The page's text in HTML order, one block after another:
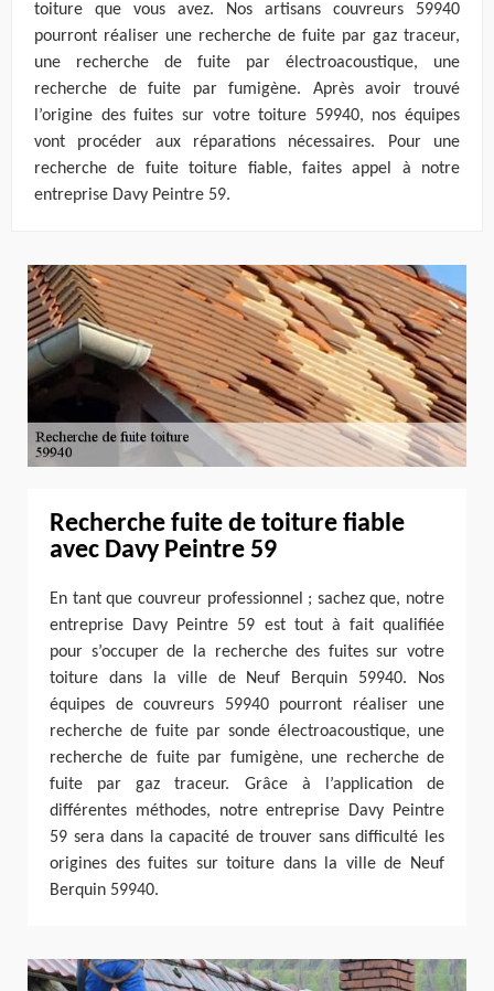
toiture que vous avez. Nos artisans couvreurs 59940
pourront réaliser une recherche de fuite par gaz traceur,
une recherche de fuite par électroacoustique, une
recherche de fuite par fumigène. Après avoir trouvé
l’origine des fuites sur votre toiture 59940, nos équipes
vont procéder aux réparations nécessaires. Pour une
recherche de fuite toiture fiable, faites appel à notre
entreprise Davy Peintre 59.
Recherche fuite de toiture fiable
avec Davy Peintre 59
En tant que couvreur professionnel ; sachez que, notre
entreprise Davy Peintre 59 est tout à fait qualifiée
pour s’occuper de la recherche des fuites sur votre
toiture dans la ville de Neuf Berquin 59940. Nos
équipes de couvreurs 59940 pourront réaliser une
recherche de fuite par sonde électroacoustique, une
recherche de fuite par fumigène, une recherche de
fuite par gaz traceur. Grâce à l’application de
différentes méthodes, notre entreprise Davy Peintre
59 sera dans la capacité de trouver sans difficulté les
origines des fuites sur toiture dans la ville de Neuf
Berquin 59940.